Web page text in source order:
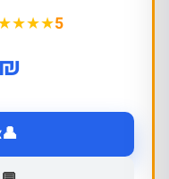
★★★5
₪
👤